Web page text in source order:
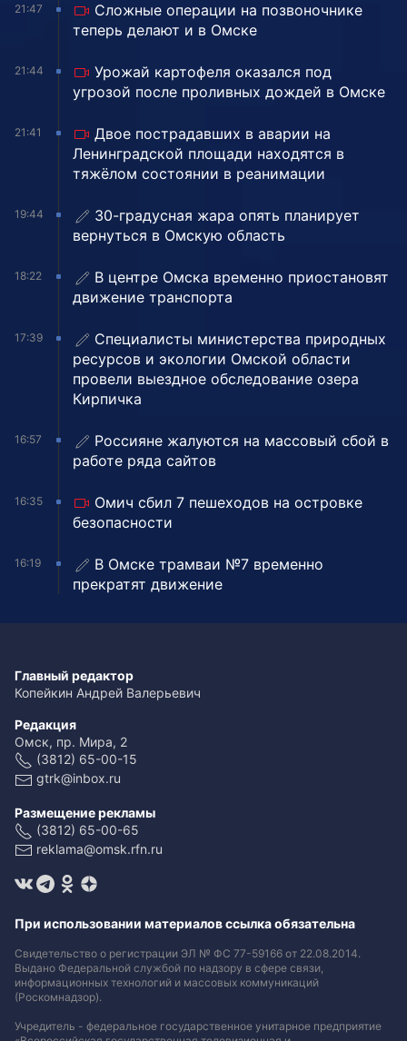
21:47
Сложные операции на позвоночнике
теперь делают и в Омске
21:44
Урожай картофеля оказался под
угрозой после проливных дождей в Омске
21:41
Двое пострадавших в аварии на
Ленинградской площади находятся в
тяжёлом состоянии в реанимации
19:44
30-градусная жара опять планирует
вернуться в Омскую область
18:22
В центре Омска временно приостановят
движение транспорта
17:39
Специалисты министерства природных
ресурсов и экологии Омской области
провели выездное обследование озера
Кирпичка
16:57
Россияне жалуются на массовый сбой в
работе ряда сайтов
16:35
Омич сбил 7 пешеходов на островке
безопасности
16:19
В Омске трамваи №7 временно
прекратят движение
Главный редактор
Копейкин Андрей Валерьевич
Редакция
Омск, пр. Мира, 2
(3812) 65-00-15
gtrk@inbox.ru
Размещение рекламы
(3812) 65-00-65
reklama@omsk.rfn.ru
При использовании материалов ссылка обязательна
Свидетельство о регистрации ЭЛ № ФС 77-59166 от 22.08.2014.
Выдано Федеральной службой по надзору в сфере связи,
информационных технологий и массовых коммуникаций
(Роскомнадзор).
Учредитель - федеральное государственное унитарное предприятие